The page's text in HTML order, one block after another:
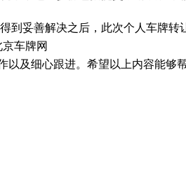
妥善解决之后，此次个人车牌转
及细心跟进。希望以上内容能够